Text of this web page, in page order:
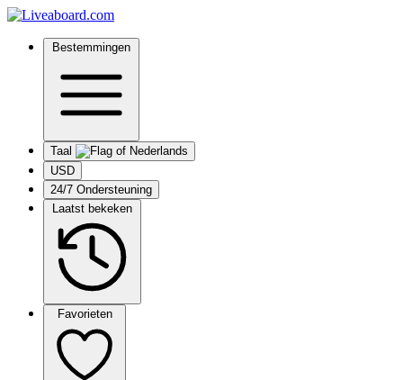
Bestemmingen
Taal
USD
24/7 Ondersteuning
Laatst bekeken
Favorieten